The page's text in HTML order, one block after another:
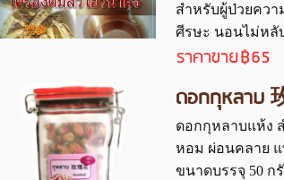
สำหรับผู้ป่วยคว
ศีรษะ นอนไม่หลั
ราคาขาย฿65
ดอกกุหลาบ
ดอกกุหลาบแห้ง
หอม ผ่อนคลาย
ขนาดบรรจุ 50 ก